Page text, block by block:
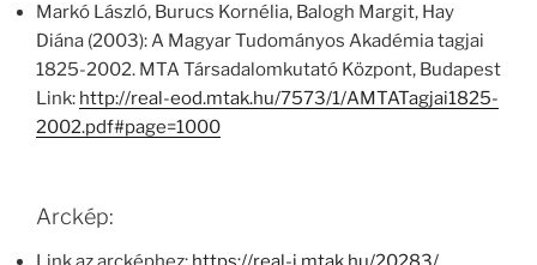
Markó László, Burucs Kornélia, Balogh Margit, Hay
Diána (2003): A Magyar Tudományos Akadémia tagjai
1825-2002. MTA Társadalomkutató Központ, Budapest
Link: http://real-eod.mtak.hu/7573/1/AMTATagjai1825-
2002.pdf#page=1000
Arckép: